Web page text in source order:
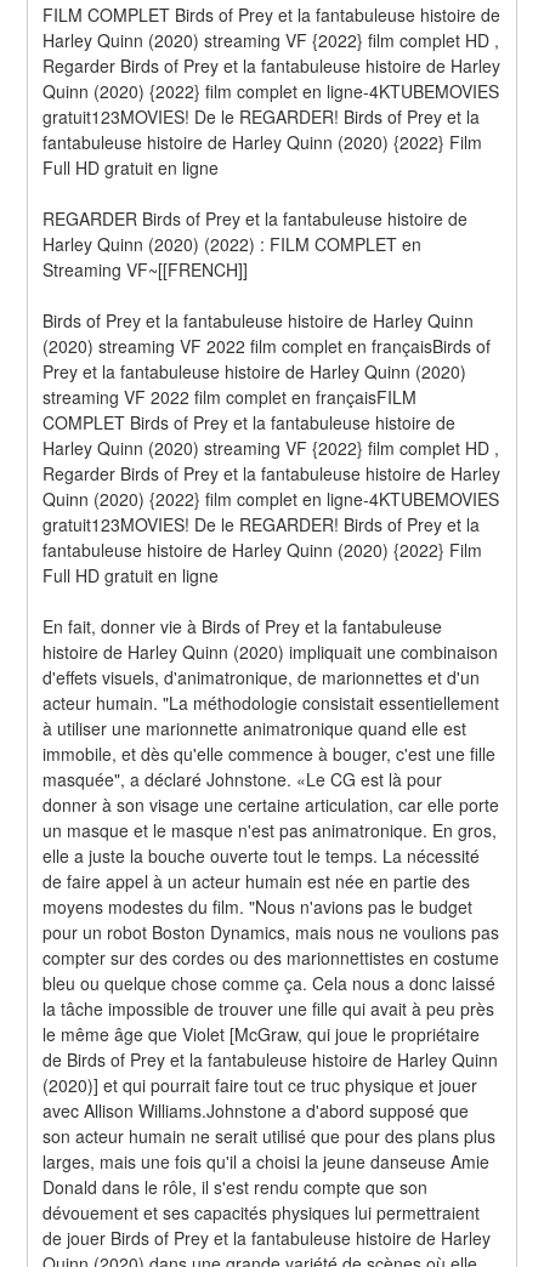
FILM COMPLET Birds of Prey et la fantabuleuse histoire de
Harley Quinn (2020) streaming VF {2022} film complet HD ,
Regarder Birds of Prey et la fantabuleuse histoire de Harley
Quinn (2020) {2022} film complet en ligne-4KTUBEMOVIES
gratuit123MOVIES! De le REGARDER! Birds of Prey et la
fantabuleuse histoire de Harley Quinn (2020) {2022} Film
Full HD gratuit en ligne
REGARDER Birds of Prey et la fantabuleuse histoire de
Harley Quinn (2020) (2022) : FILM COMPLET en
Streaming VF~[[FRENCH]]
Birds of Prey et la fantabuleuse histoire de Harley Quinn
(2020) streaming VF 2022 film complet en françaisBirds of
Prey et la fantabuleuse histoire de Harley Quinn (2020)
streaming VF 2022 film complet en françaisFILM
COMPLET Birds of Prey et la fantabuleuse histoire de
Harley Quinn (2020) streaming VF {2022} film complet HD ,
Regarder Birds of Prey et la fantabuleuse histoire de Harley
Quinn (2020) {2022} film complet en ligne-4KTUBEMOVIES
gratuit123MOVIES! De le REGARDER! Birds of Prey et la
fantabuleuse histoire de Harley Quinn (2020) {2022} Film
Full HD gratuit en ligne
En fait, donner vie à Birds of Prey et la fantabuleuse
histoire de Harley Quinn (2020) impliquait une combinaison
d'effets visuels, d'animatronique, de marionnettes et d'un
acteur humain. "La méthodologie consistait essentiellement
à utiliser une marionnette animatronique quand elle est
immobile, et dès qu'elle commence à bouger, c'est une fille
masquée", a déclaré Johnstone. «Le CG est là pour
donner à son visage une certaine articulation, car elle porte
un masque et le masque n'est pas animatronique. En gros,
elle a juste la bouche ouverte tout le temps. La nécessité
de faire appel à un acteur humain est née en partie des
moyens modestes du film. "Nous n'avions pas le budget
pour un robot Boston Dynamics, mais nous ne voulions pas
compter sur des cordes ou des marionnettistes en costume
bleu ou quelque chose comme ça. Cela nous a donc laissé
la tâche impossible de trouver une fille qui avait à peu près
le même âge que Violet [McGraw, qui joue le propriétaire
de Birds of Prey et la fantabuleuse histoire de Harley Quinn
(2020)] et qui pourrait faire tout ce truc physique et jouer
avec Allison Williams.Johnstone a d'abord supposé que
son acteur humain ne serait utilisé que pour des plans plus
larges, mais une fois qu'il a choisi la jeune danseuse Amie
Donald dans le rôle, il s'est rendu compte que son
dévouement et ses capacités physiques lui permettraient
de jouer Birds of Prey et la fantabuleuse histoire de Harley